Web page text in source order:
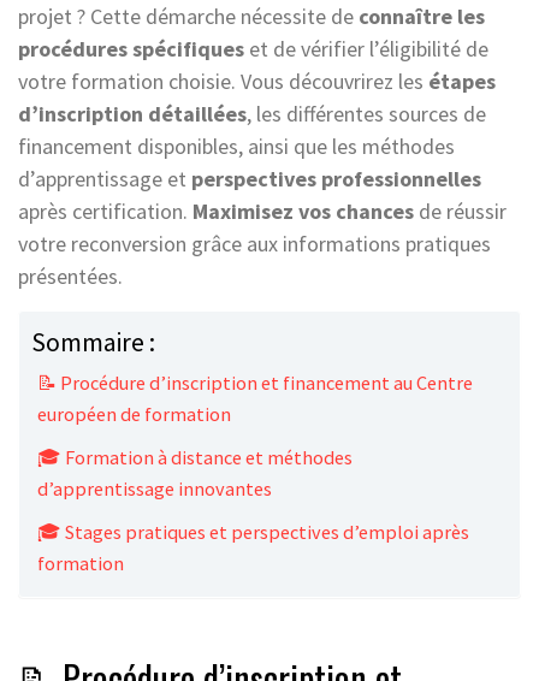
projet ? Cette démarche nécessite de connaître les
procédures spécifiques et de vérifier l’éligibilité de
votre formation choisie. Vous découvrirez les étapes
d’inscription détaillées, les différentes sources de
financement disponibles, ainsi que les méthodes
d’apprentissage et perspectives professionnelles
après certification. Maximisez vos chances de réussir
votre reconversion grâce aux informations pratiques
présentées.
Sommaire :
📝 Procédure d’inscription et financement au Centre
européen de formation
🎓 Formation à distance et méthodes
d’apprentissage innovantes
🎓 Stages pratiques et perspectives d’emploi après
formation